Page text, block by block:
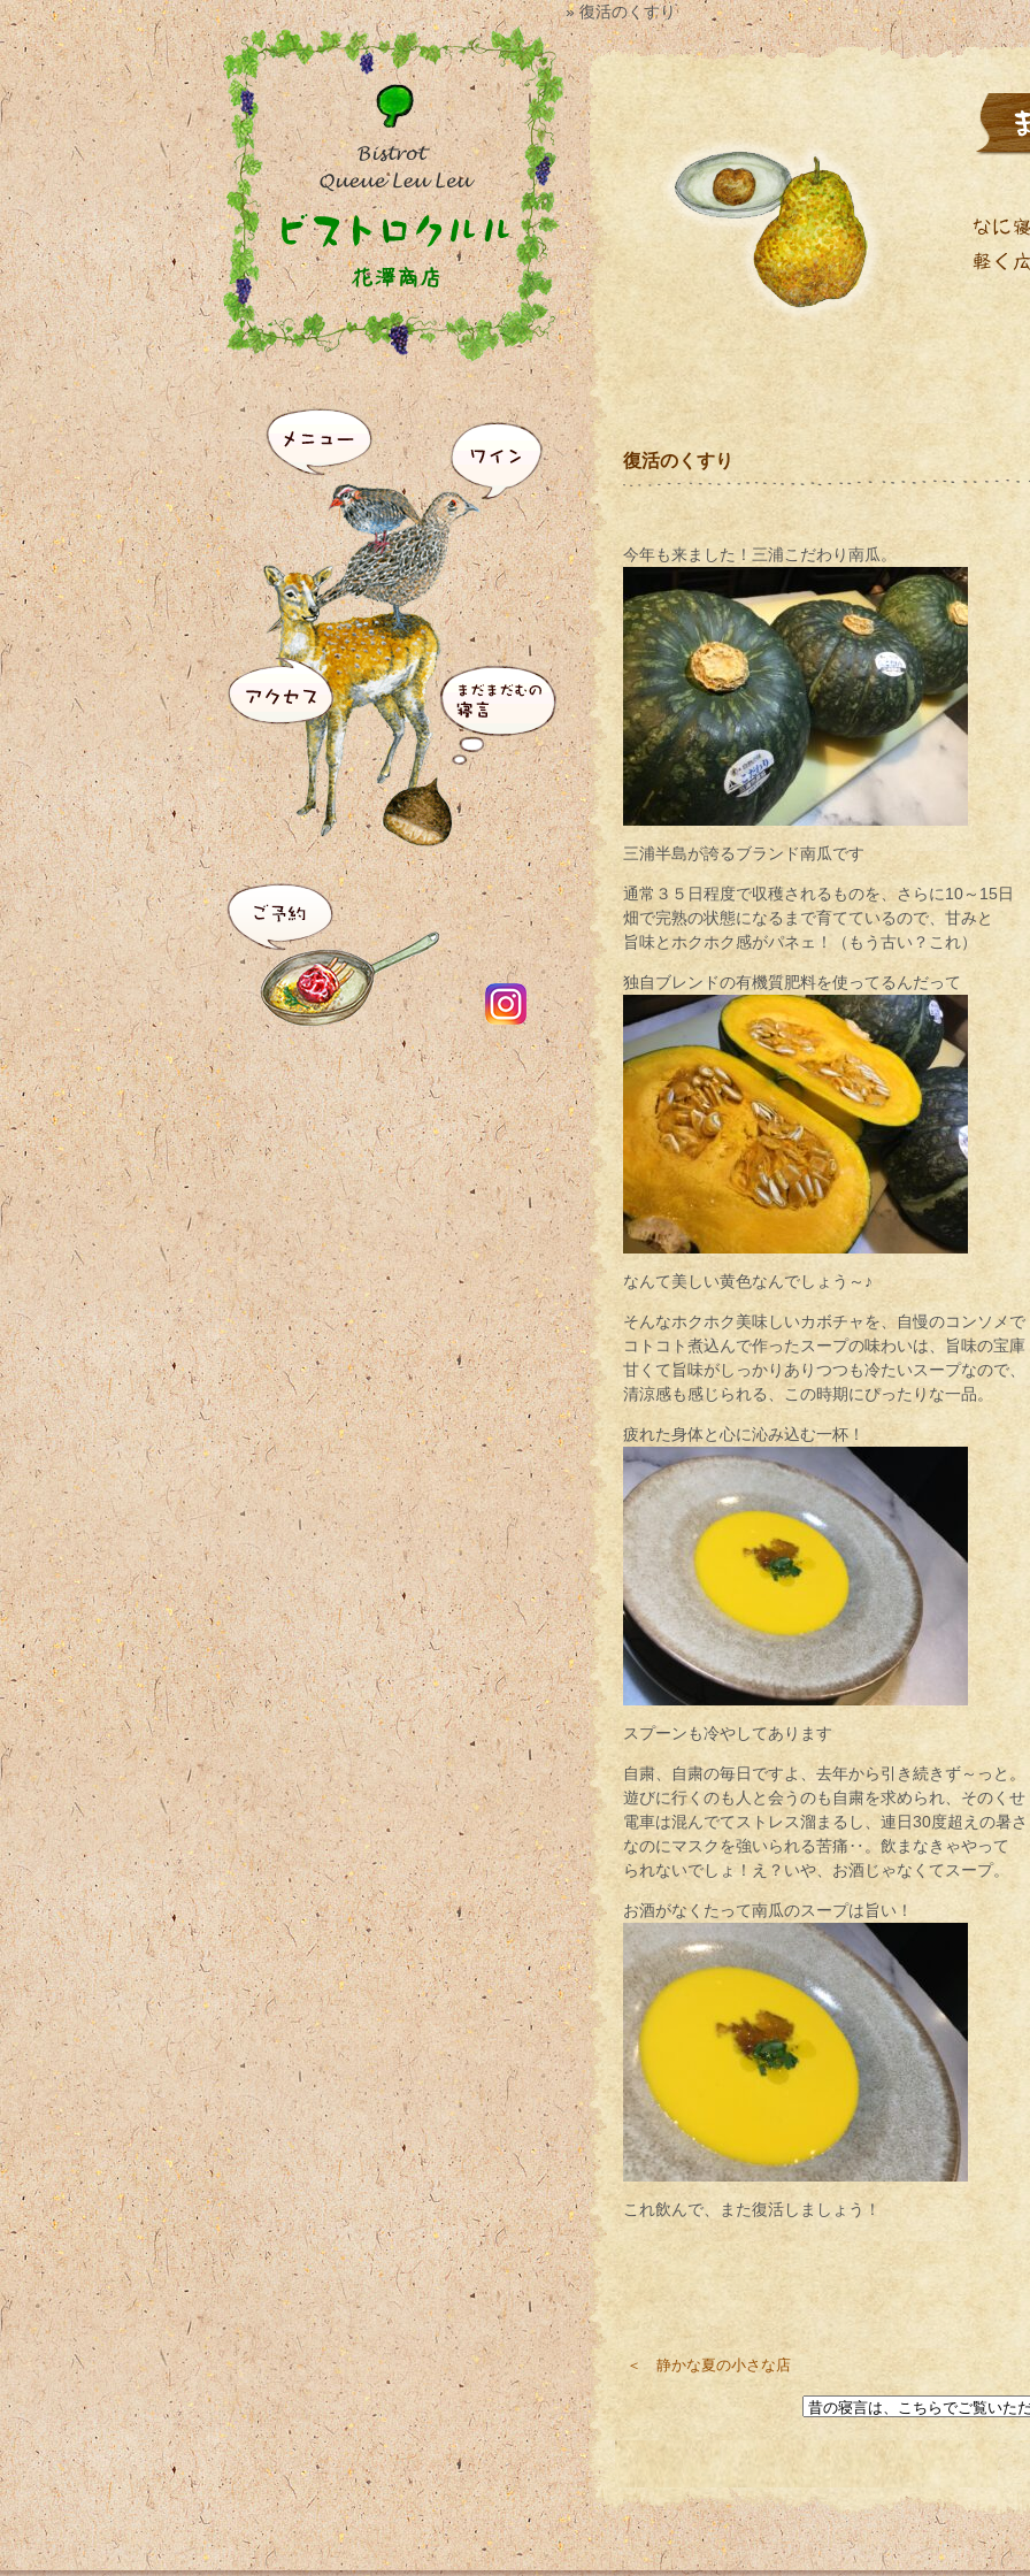
» 復活のくすり
復活のくすり
今年も来ました！三浦こだわり南瓜。
三浦半島が誇るブランド南瓜です
通常３５日程度で収穫されるものを、さらに10～15日
畑で完熟の状態になるまで育てているので、甘みと
旨味とホクホク感がパネェ！（もう古い？これ）
独自ブレンドの有機質肥料を使ってるんだって
なんて美しい黄色なんでしょう～♪
そんなホクホク美味しいカボチャを、自慢のコンソメで
コトコト煮込んで作ったスープの味わいは、旨味の宝庫
甘くて旨味がしっかりありつつも冷たいスープなので、
清涼感も感じられる、この時期にぴったりな一品。
疲れた身体と心に沁み込む一杯！
スプーンも冷やしてあります
自粛、自粛の毎日ですよ、去年から引き続きず～っと。
遊びに行くのも人と会うのも自粛を求められ、そのくせ
電車は混んでてストレス溜まるし、連日30度超えの暑さ
なのにマスクを強いられる苦痛‥。飲まなきゃやって
られないでしょ！え？いや、お酒じゃなくてスープ。
お酒がなくたって南瓜のスープは旨い！
これ飲んで、また復活しましょう！
＜ 静かな夏の小さな店